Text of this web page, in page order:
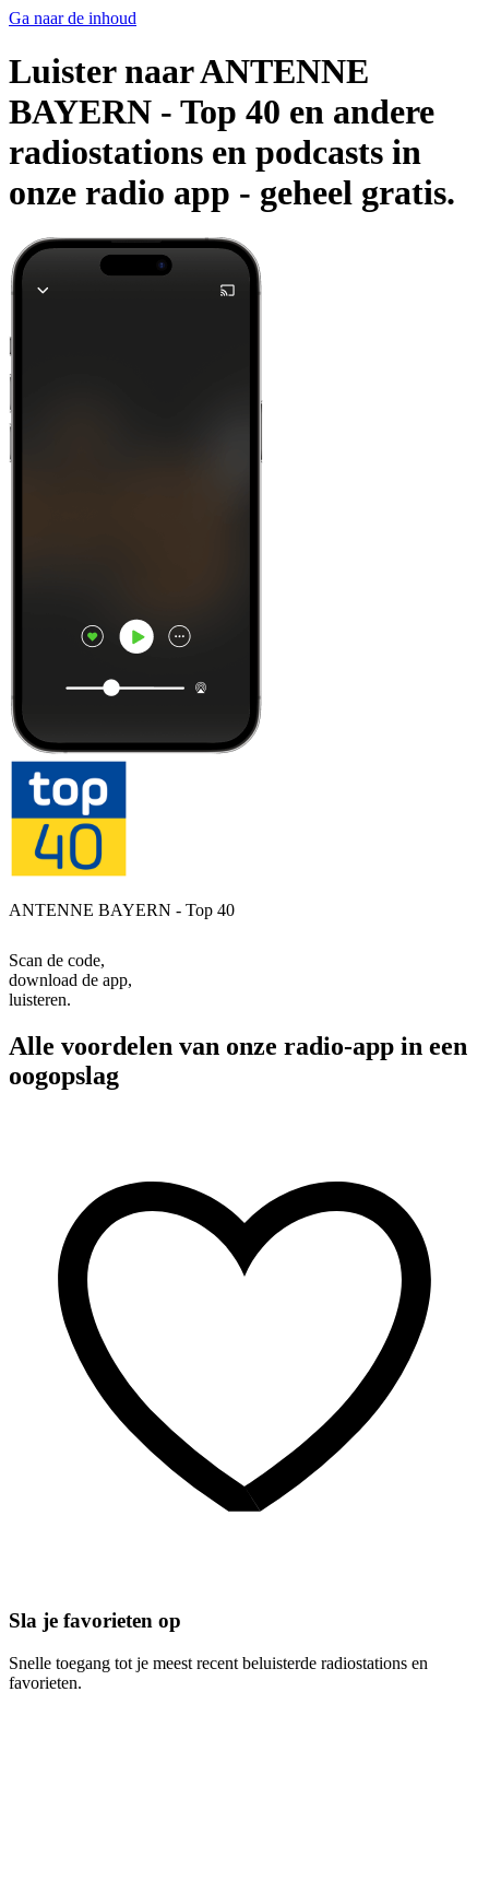
Ga naar de inhoud
Luister naar ANTENNE
BAYERN - Top 40 en andere
radiostations en podcasts in
onze radio app - geheel gratis.
ANTENNE BAYERN - Top 40
Scan de code,
download de app,
luisteren.
Alle voordelen van onze radio-app in een
oogopslag
Sla je favorieten op
Snelle toegang tot je meest recent beluisterde radiostations en
favorieten.